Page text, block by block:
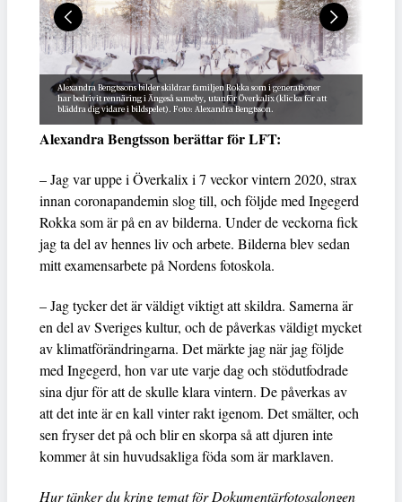
Alexandra Bengtssons bilder skildrar familjen Rokka som i generationer
har bedrivit rennäring i Ängeså sameby, utanför Överkalix (klicka för att
bläddra dig vidare i bildspelet). Foto: Alexandra Bengtsson.
Alexandra Bengtsson berättar för LFT:
– Jag var uppe i Överkalix i 7 veckor vintern 2020, strax
innan coronapandemin slog till, och följde med Ingegerd
Rokka som är på en av bilderna. Under de veckorna fick
jag ta del av hennes liv och arbete. Bilderna blev sedan
mitt examensarbete på Nordens fotoskola.
– Jag tycker det är väldigt viktigt att skildra. Samerna är
en del av Sveriges kultur, och de påverkas väldigt mycket
av klimatförändringarna. Det märkte jag när jag följde
med Ingegerd, hon var ute varje dag och stödutfodrade
sina djur för att de skulle klara vintern. De påverkas av
att det inte är en kall vinter rakt igenom. Det smälter, och
sen fryser det på och blir en skorpa så att djuren inte
kommer åt sin huvudsakliga föda som är marklaven.
Hur tänker du kring temat för Dokumentärfotosalongen